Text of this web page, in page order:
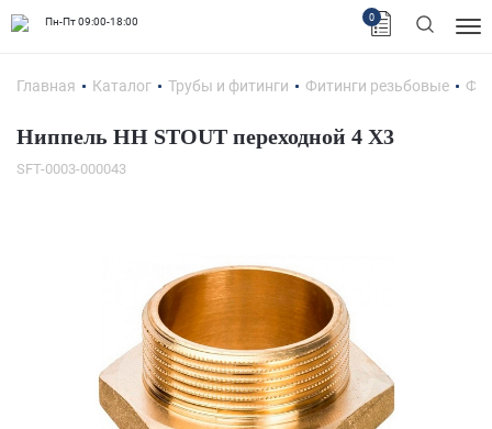
Пн-Пт 09:00-18:00 0
Главная Каталог Трубы и фитинги Фитинги резьбовые
Ниппель НН STOUT переходной 4 X3
SFT-0003-000043